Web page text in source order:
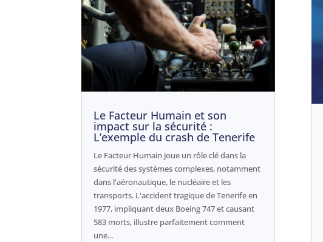
Le Facteur Humain et son
impact sur la sécurité :
L’exemple du crash de Tenerife
Le Facteur Humain joue un rôle clé dans la
sécurité des systèmes complexes, notamment
dans l'aéronautique, le nucléaire et les
transports. L'accident tragique de Tenerife en
1977, impliquant deux Boeing 747 et causant
583 morts, illustre parfaitement comment
une...